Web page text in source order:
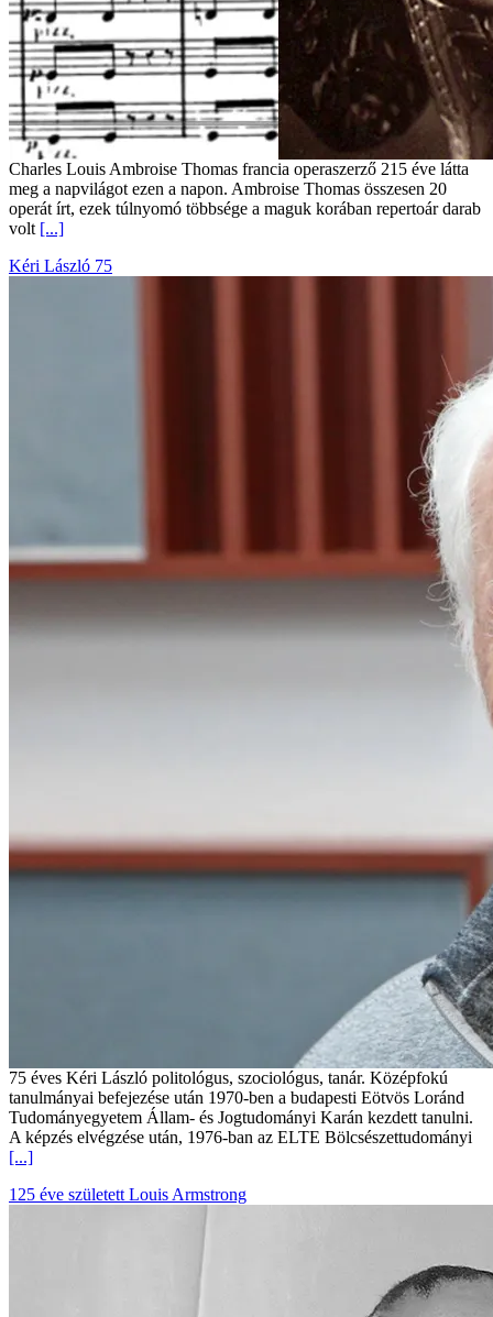
Charles Louis Ambroise Thomas francia operaszerző 215 éve látta
meg a napvilágot ezen a napon. Ambroise Thomas összesen 20
operát írt, ezek túlnyomó többsége a maguk korában repertoár darab
volt [...]
Kéri László 75
75 éves Kéri László politológus, szociológus, tanár. Középfokú
tanulmányai befejezése után 1970-ben a budapesti Eötvös Loránd
Tudományegyetem Állam- és Jogtudományi Karán kezdett tanulni.
A képzés elvégzése után, 1976-ban az ELTE Bölcsészettudományi
[...]
125 éve született Louis Armstrong